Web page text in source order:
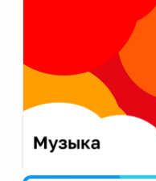
Екатеринбург
Калининград
Калуга